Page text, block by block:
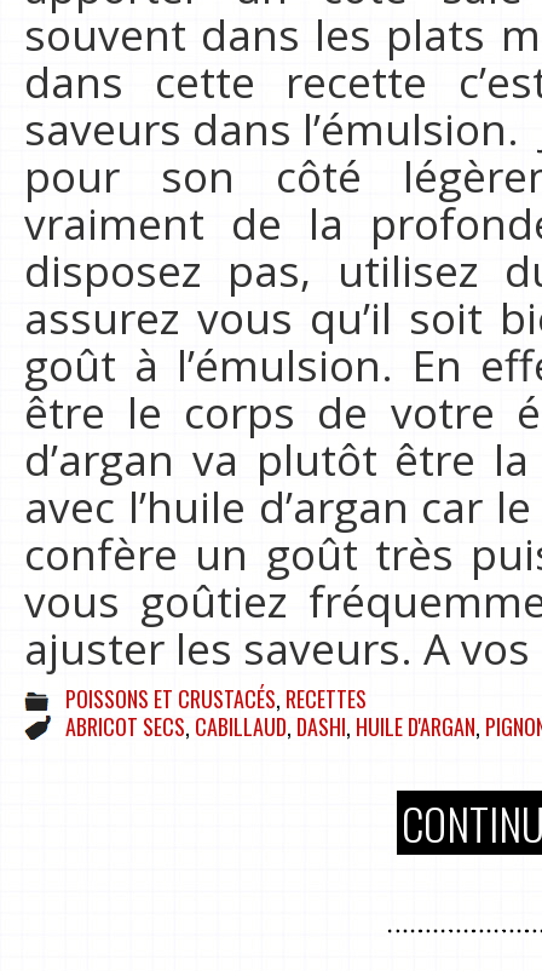
souvent dans les plats
dans cette recette
saveurs dans l’émulsion.
pour son côté
vraiment de la
disposez pas, utilisez
assurez vous qu’il soit
goût à l’émulsion. En
être le corps de votre
d’argan va plutôt être
avec l’huile d’argan car
confère un goût très
vous goûtiez
ajuster les saveurs. A
POISSONS ET CRUSTACÉS, RECETTES
ABRICOT SECS, CABILLAUD, DASHI, HUILE D'ARGAN,